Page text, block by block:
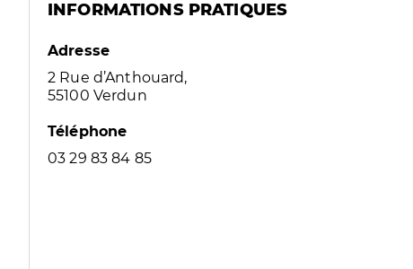
INFORMATIONS PRATIQUES
Adresse
2 Rue d’Anthouard,
55100 Verdun
Téléphone
03 29 83 84 85